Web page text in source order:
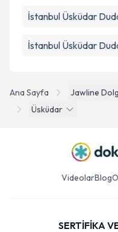
Ana Sayfa Jawline
Üsküdar
İstanbul Üsküdar
İstanbul Üsküdar
VideolarBlog
SERTİFİKA